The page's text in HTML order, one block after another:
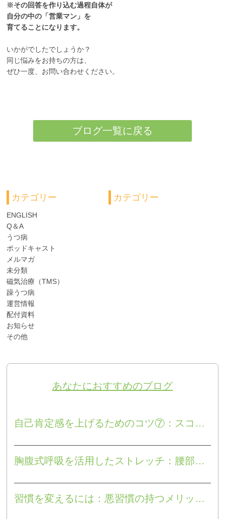
※その回答を作り込む過程自体が
自分の中の「営業マン」を
育てることになります。
いかがでしたでしょうか？
同じ悩みをお持ちの方は、
ぜひ一度、お問い合わせください。
ブログ一覧に戻る
カテゴリー
ENGLISH
Q＆A
うつ病
ポッドキャスト
メルマガ
未分類
磁気治療（TMS）
躁うつ病
運営情報
配付資料
お知らせ
その他
カテゴリー
あなたにおすすめのブログ
自己肯定感を上げるためのコツ⑦：スコトーマで「自分軸」が認知できない！
胸腹式呼吸を活用したストレッチ：腰部と股関節②
習慣を変えるには：悪習慣の持つメリットを見抜け